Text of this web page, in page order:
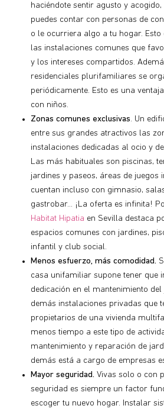
haciéndote sentir agusto y
puedes contar con personas de
o le ocurriera algo a tu hogar. Esto
las instalaciones comunes que
y los intereses compartidos.
residenciales plurifamiliares se
periódicamente. Esto es una
con niños.
Zonas comunes exclusivas. Un
entre sus grandes atractivos las
instalaciones dedicadas al ocio y
Las más habituales son piscinas,
jardines y paseos, áreas de juegos
cuentan incluso con gimnasio,
gastrobar… ¡La oferta es infinita!
Habitat Hipatia en Sevilla destaca
espacios comunes con jardines,
infantil y club social.
Menos esfuerzo, más comodidad.
casa unifamiliar supone tener que
dedicación en el mantenimiento
demás instalaciones privadas que
propietarios de una vivienda
menos tiempo a este tipo de
mantenimiento y reparación de
demás está a cargo de empresas
Mayor seguridad. Vivas solo o con
seguridad es siempre un factor
escoger tu nuevo hogar. Instalar